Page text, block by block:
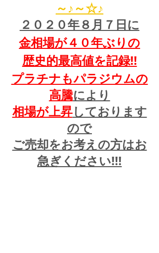
～♪～☆♪
２０２０年８月７日に
金相場が４０年ぶりの
歴史的最高値を記録!!
プラチナもパラジウムの
高騰により
相場が上昇しております
ので
ご売却をお考えの方はお
急ぎください!!!